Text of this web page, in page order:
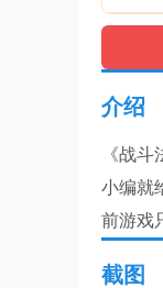
介绍
《战
小编就
前游戏
截图